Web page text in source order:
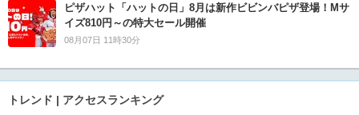
ピザハット「ハットの日」8月は新作ビビンバピザ登場！Mサ
イズ810円～の特大セール開催
08月07日 11時30分
トレンド | アクセスランキング